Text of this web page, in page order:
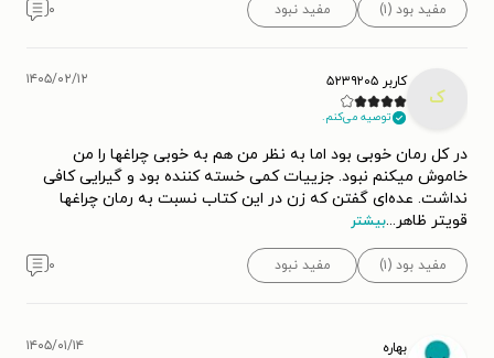
مفید بود (۱) مفید نبود ۰
ک
کاربر ۵۲۳۹۲۰۵
توصیه می‌کنم.
۱۴۰۵/۰۲/۱۲
در کل رمان خوبی بود اما به نظر من هم به خوبی چراغها را من
خاموش میکنم نبود. جزییات کمی خسته کننده بود و گیرایی کافی
نداشت. عده‌ای گفتن که زن در این کتاب نسبت به رمان چراغها
قویتر ظاهر...بیشتر
مفید بود (۱) مفید نبود ۰
بهاره ۱۴۰۵/۰۱/۱۴